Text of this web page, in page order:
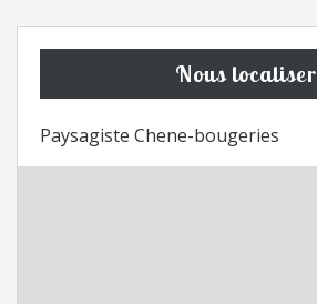
Nous localiser
Paysagiste Chene-bougeries